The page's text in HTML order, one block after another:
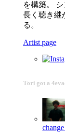
を構築。
長く聴き継
る。
Artist page
Tori got a